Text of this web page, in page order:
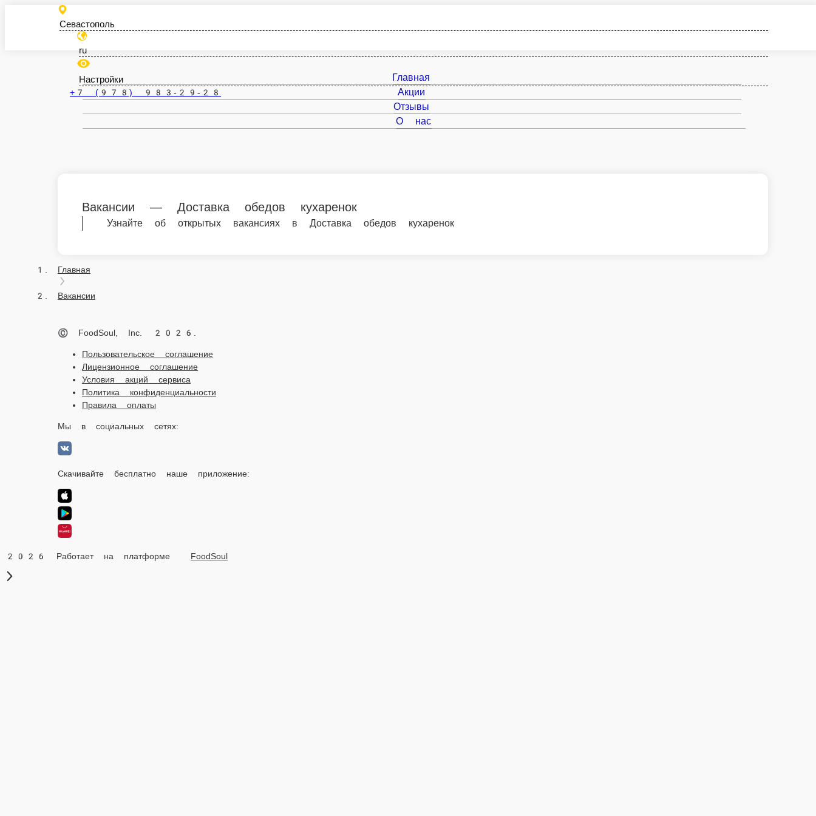
Севастополь
ru
Настройки
+7 (978) 983-29-28
Главная
Акции
Отзывы
О нас
Вакансии — Доставка обедов кухаренок
Узнайте об открытых вакансиях в Доставка обедов кухаренок
Главная
Вакансии
© FoodSoul, Inc. 2026.
Пользовательское соглашение
Лицензионное соглашение
Условия акций сервиса
Политика конфиденциальности
Правила оплаты
Мы в социальных сетях:
Скачивайте бесплатно наше приложение:
2026 Работает на платформеFoodSoul